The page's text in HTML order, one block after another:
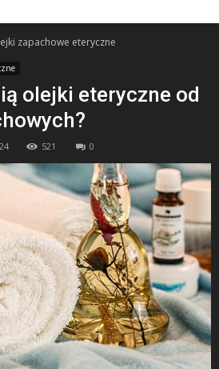
zapachowe eteryczne
olejki eteryczne od
521 0